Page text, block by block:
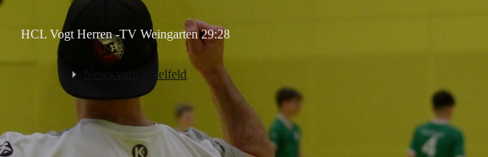
HCL Vogt Herren -TV Weingarten 29:28
News vom Spielfeld